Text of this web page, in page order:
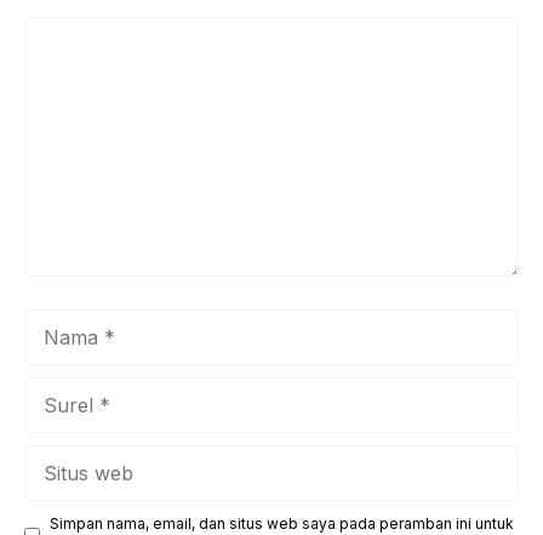
Simpan nama, email, dan situs web saya pada peramban ini untuk